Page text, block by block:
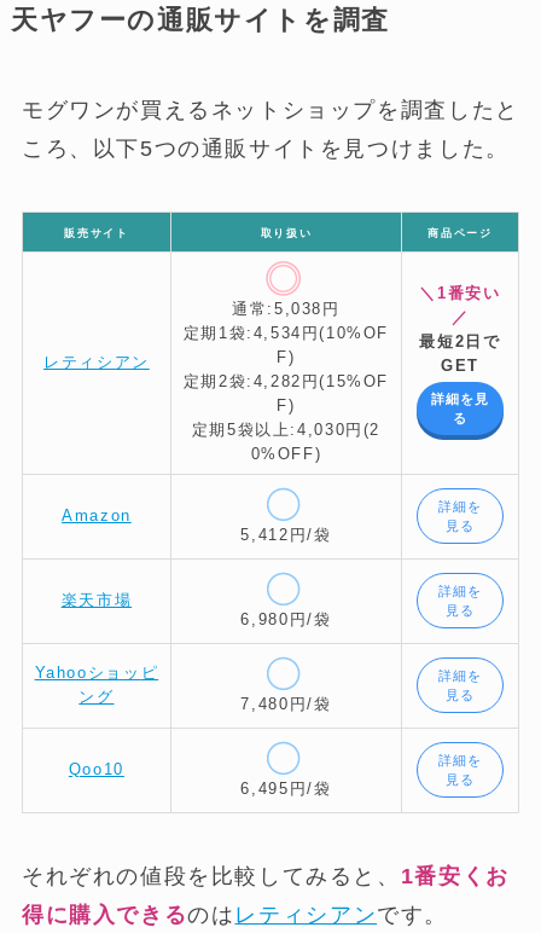
天ヤフーの通販サイトを調査
モグワンが買えるネットショップを調査したと
ころ、以下5つの通販サイトを見つけました。
販売サイト 取り扱い 商品ページ
レティシアン
通常:5,038円
定期1袋:4,534円(10%OF
F)
定期2袋:4,282円(15%OF
F)
定期5袋以上:4,030円(2
0%OFF)
＼1番安い
／
最短2日で
GET
詳細を見
る
Amazon
5,412円/袋
詳細を
見る
楽天市場
6,980円/袋
詳細を
見る
Yahooショ ッ ピ
ング
7,480円/袋
詳細を
見る
Qoo10
6,495円/袋
詳細を
見る
それぞれの値段を比較してみると、 1番安くお
得に購入できるのは レティシアンです。